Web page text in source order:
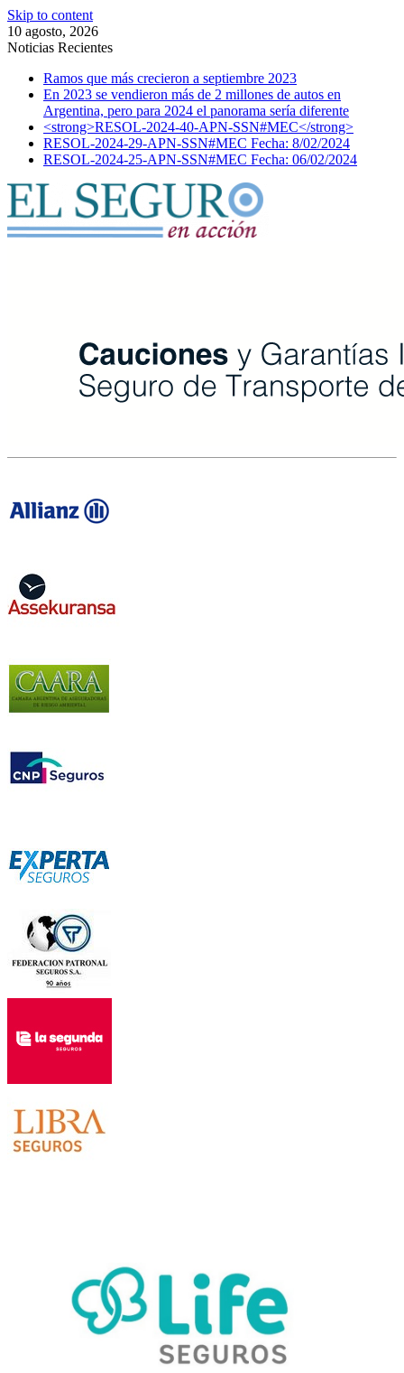
Skip to content
10 agosto, 2026
Noticias Recientes
Ramos que más crecieron a septiembre 2023
En 2023 se vendieron más de 2 millones de autos en
Argentina, pero para 2024 el panorama sería diferente
<strong>RESOL-2024-40-APN-SSN#MEC</strong>
RESOL-2024-29-APN-SSN#MEC Fecha: 8/02/2024
RESOL-2024-25-APN-SSN#MEC Fecha: 06/02/2024